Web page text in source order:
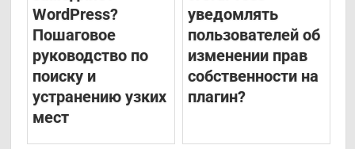
WordPress?
Пошаговое
руководство по
поиску и
устранению узких
мест
уведомлять
пользователей об
изменении прав
собственности на
плагин?